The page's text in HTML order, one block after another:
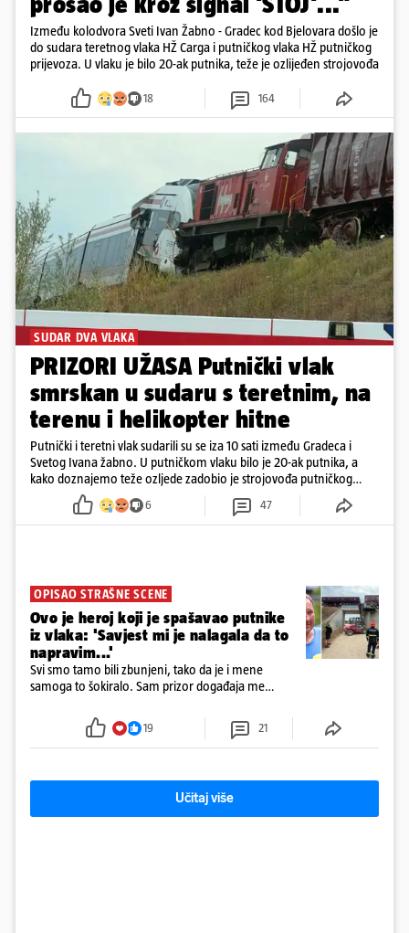
Između kolodvora Sveti Ivan Žabno - Gradec kod Bjelovara došlo je
do sudara teretnog vlaka HŽ Carga i putničkog vlaka HŽ putničkog
prijevoza. U vlaku je bilo 20-ak putnika, teže je ozlijeđen strojovođa
18 164
SUDAR DVA VLAKA
PRIZORI UŽASA Putnički vlak
smrskan u sudaru s teretnim, na
terenu i helikopter hitne
Putnički i teretni vlak sudarili su se iza 10 sati između Gradeca i
Svetog Ivana žabno. U putničkom vlaku bilo je 20-ak putnika, a
kako doznajemo teže ozljede zadobio je strojovođa putničkog
vlaka. Zatvoren je promet, a fotoreporteri Prigorskog objavili su
prve snimke s mjesta sudara
6 47
OPISAO STRAŠNE SCENE
Ovo je heroj koji je spašavao putnike
iz vlaka: 'Savjest mi je nalagala da to
napravim...'
Svi smo tamo bili zbunjeni, tako da je i mene
samoga to šokiralo. Sam prizor događaja me
19 21
Učitaj više